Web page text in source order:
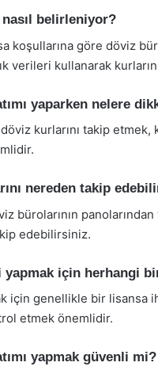
nasıl belirleniyor?
koşullarına göre döviz
verileri kullanarak
yaparken nelere
kurlarını takip etmek,
nereden takip
bürolarının
edebilirsiniz.
yapmak için herhangi
için genellikle bir
etmek önemlidir.
yapmak güvenli mi?